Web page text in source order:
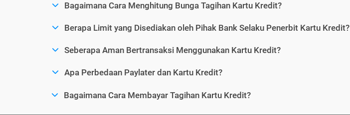
Bagaimana Cara Menghitung Bunga Tagihan Kartu Kredit?
Berapa Limit yang Disediakan oleh Pihak Bank Selaku Penerbit Kartu Kredit?
Seberapa Aman Bertransaksi Menggunakan Kartu Kredit?
Apa Perbedaan Paylater dan Kartu Kredit?
Bagaimana Cara Membayar Tagihan Kartu Kredit?